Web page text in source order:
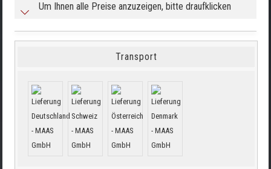
Um Ihnen alle Preise anzuzeigen, bitte draufklicken
Transport